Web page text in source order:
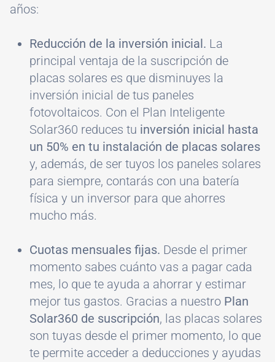
años:
Reducción de la inversión inicial. La
principal ventaja de la suscripción de
placas solares es que disminuyes la
inversión inicial de tus paneles
fotovoltaicos. Con el Plan Inteligente
Solar360 reduces tu inversión inicial hasta
un 50% en tu instalación de placas solares
y, además, de ser tuyos los paneles solares
para siempre, contarás con una batería
física y un inversor para que ahorres
mucho más.
Cuotas mensuales fijas. Desde el primer
momento sabes cuánto vas a pagar cada
mes, lo que te ayuda a ahorrar y estimar
mejor tus gastos. Gracias a nuestro Plan
Solar360 de suscripción, las placas solares
son tuyas desde el primer momento, lo que
te permite acceder a deducciones y ayudas